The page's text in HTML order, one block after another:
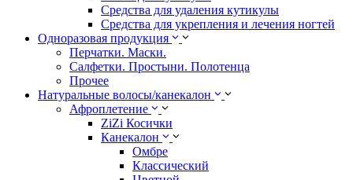
Средства для удаления кутикулы
Средства для укрепления и лечения ногтей
Одноразовая продукция
Перчатки. Маски.
Салфетки. Простыни. Полотенца
Прочее
Натуральные волосы/канекалон
Афроплетение
ZiZi Косички
Канекалон
Омбре
Классический